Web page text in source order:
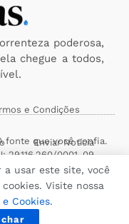
poderosa,
chegue a todos,
e Condições
Enviar Notícia
fonte que você confia.
29.116.260/0001-09
a usar este site, você
Visite nossa
Cookies.